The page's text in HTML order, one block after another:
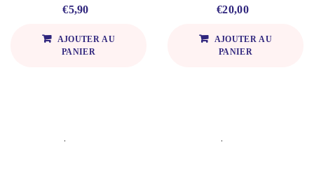
€5,90
AJOUTER AU
PANIER
€20,00
AJOUTER AU
PANIER